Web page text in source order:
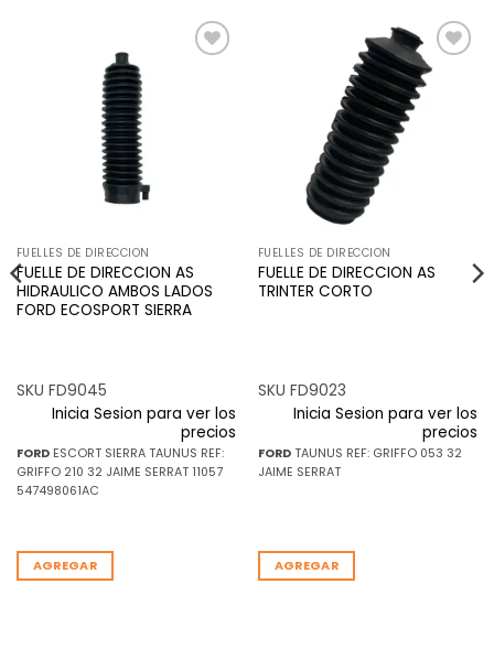
FUELLES DE DIRECCION
FUELLE DE DIRECCION AS
HIDRAULICO AMBOS LADOS
FORD ECOSPORT SIERRA
SKU FD9045
Inicia Sesion para ver los
precios
FORDESCORT SIERRA TAUNUS REF:
GRIFFO 210 32 JAIME SERRAT 11057
547498061AC
AGREGAR
Añadir
lista de
FUELLES DE DIRECCION
FUELLE DE DIRECCION AS
TRINTER CORTO
SKU FD9023
Inicia Sesion para ver los
precios
FORDTAUNUS REF: GRIFFO 053 32
JAIME SERRAT
AGREGAR